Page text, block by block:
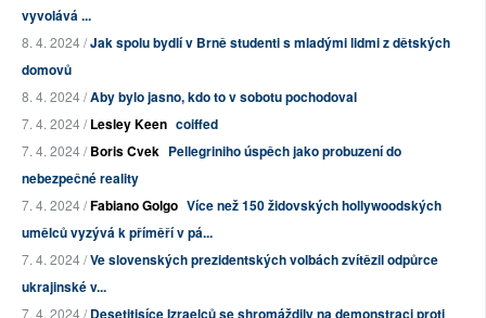
vyvolává ...
8. 4. 2024 /Jak spolu bydlí v Brně studenti s mladými lidmi z dětských
domovů
8. 4. 2024 /Aby bylo jasno, kdo to v sobotu pochodoval
7. 4. 2024 /Lesley Keen coiffed
7. 4. 2024 /Boris Cvek Pellegriniho úspěch jako probuzení do
nebezpečné reality
7. 4. 2024 /Fabiano Golgo Více než 150 židovských hollywoodských
umělců vyzývá k příměří v pá...
7. 4. 2024 /Ve slovenských prezidentských volbách zvítězil odpůrce
ukrajinské v...
7. 4. 2024 /Desetitisíce Izraelců se shromáždily na demonstraci proti